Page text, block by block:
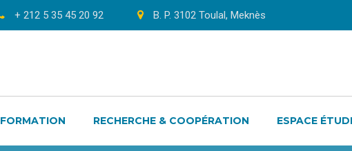
+ 212 5 35 45 20 92 B. P. 3102 Toulal, Meknès
FORMATION RECHERCHE & COOPÉRATION ESPACE